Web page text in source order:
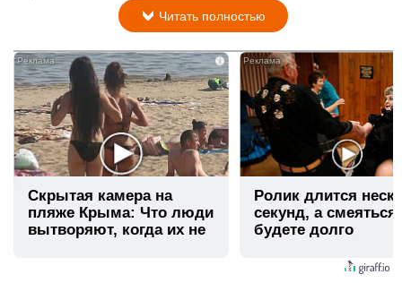
Читать полностью
i
Скрытая камера на
пляже Крыма: Что люди
вытворяют, когда их не
Ролик длится
секунд, а
будете долго